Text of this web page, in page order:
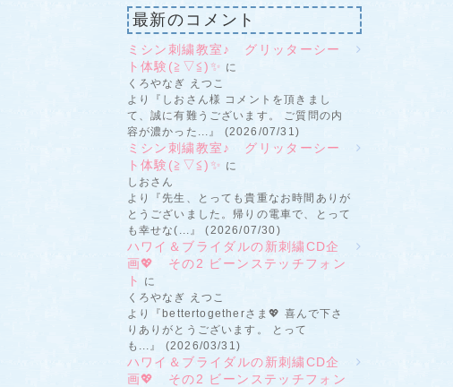
最新のコメント
ミシン刺繍教室♪ グリッターシー
ト体験(≧▽≦)✨ に
くろやなぎ えつこ
より『しおさん様 コメントを頂きまし
て、誠に有難うございます。 ご質問の内
容が濃かった...』 (2026/07/31)
ミシン刺繍教室♪ グリッターシー
ト体験(≧▽≦)✨ に
しおさん
より『先生、とっても貴重なお時間ありが
とうございました。帰りの電車で、とって
も幸せな(...』 (2026/07/30)
ハワイ＆ブライダルの新刺繍CD企
画💖 その2 ビーンステッチフォン
ト
に
くろやなぎ えつこ
より『bettertogetherさま💖 喜んで下さ
りありがとうございます。 とって
も...』 (2026/03/31)
ハワイ＆ブライダルの新刺繍CD企
画💖 その2 ビーンステッチフォン